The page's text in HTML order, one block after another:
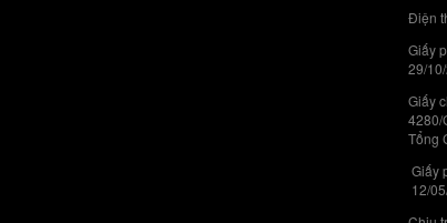
Điện
Giấy
29/
Giấy
4280/
Tổng
Giấy
12/